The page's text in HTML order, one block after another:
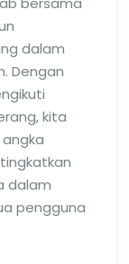
dalam
Dengan
kita
dalam
pengguna